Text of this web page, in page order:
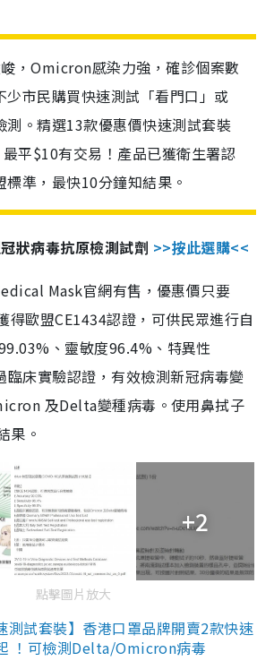
，Omicron感染力強，確診個案數
少市民購買快速測試「看門口」或
測。精選13款優惠價快速測試套裝
平$10有交易！產品已獲衛生署認
標準，最快10分鐘知結果。
狀病毒抗原檢測試劑 >>按此選購<<
Mask官網有售，優惠價只要
得歐盟CE1434認證，可供民眾進行自
、靈敏度96.4%、特異性
臨床實驗認證，有效檢測新冠病毒變
及Delta變種病毒。使用鼻拭子
果。
+2
點擊圖片放大
測試套裝】香港口罩品牌開賣2款快速
！可檢測Delta/Omicron病毒